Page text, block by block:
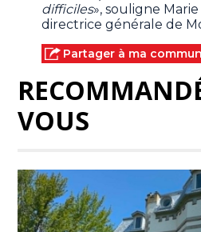
difficiles», souligne
directrice générale de
Partager à ma
VOUS